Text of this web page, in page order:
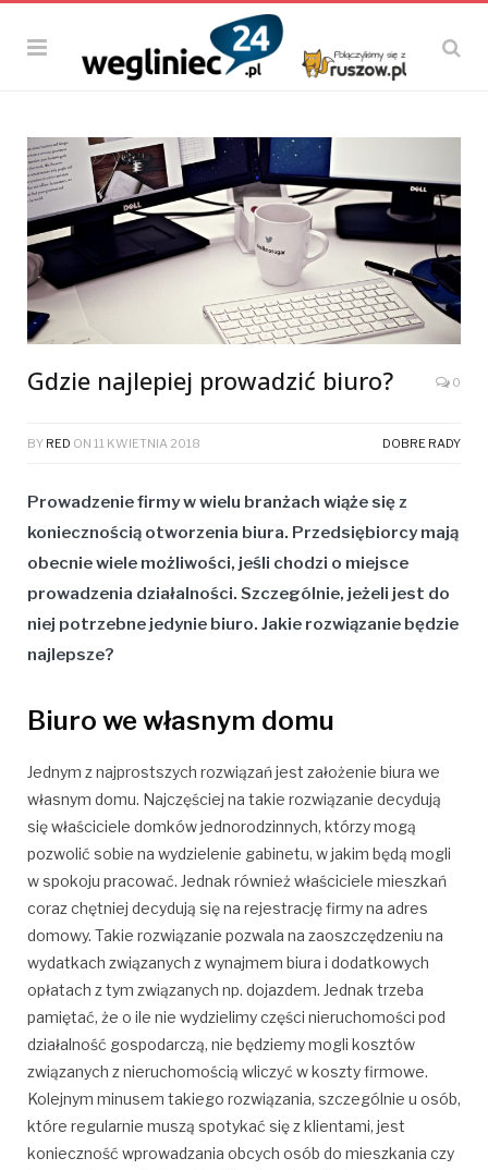
Gdzie najlepiej prowadzić biuro? 0
BY RED ON 11 KWIETNIA 2018 DOBRE RADY
Prowadzenie firmy w wielu branżach wiąże się z
koniecznością otworzenia biura. Przedsiębiorcy mają
obecnie wiele możliwości, jeśli chodzi o miejsce
prowadzenia działalności. Szczególnie, jeżeli jest do
niej potrzebne jedynie biuro. Jakie rozwiązanie będzie
najlepsze?
Biuro we własnym domu
Jednym z najprostszych rozwiązań jest założenie biura we
własnym domu. Najczęściej na takie rozwiązanie decydują
się właściciele domków jednorodzinnych, którzy mogą
pozwolić sobie na wydzielenie gabinetu, w jakim będą mogli
w spokoju pracować. Jednak również właściciele mieszkań
coraz chętniej decydują się na rejestrację firmy na adres
domowy. Takie rozwiązanie pozwala na zaoszczędzeniu na
wydatkach związanych z wynajmem biura i dodatkowych
opłatach z tym związanych np. dojazdem. Jednak trzeba
pamiętać, że o ile nie wydzielimy części nieruchomości pod
działalność gospodarczą, nie będziemy mogli kosztów
związanych z nieruchomością wliczyć w koszty firmowe.
Kolejnym minusem takiego rozwiązania, szczególnie u osób,
które regularnie muszą spotykać się z klientami, jest
konieczność wprowadzania obcych osób do mieszkania czy